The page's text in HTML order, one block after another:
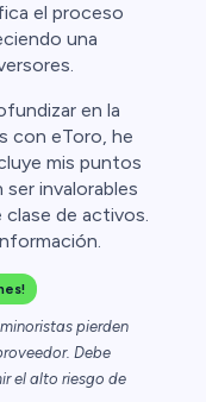
el proceso
una
en la
con eToro, he
mis puntos
invalorables
clase de activos.
pierden
Debe
el alto riesgo de